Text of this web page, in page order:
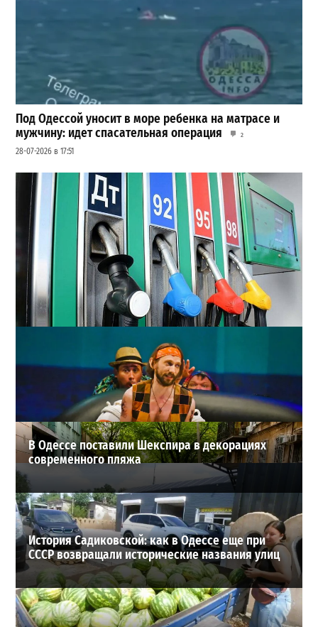
Под Одессой уносит в море ребенка на матрасе и
мужчину: идет спасательная операция
2
28-07-2026 в 17:51
Неприятный сюрприз для водителей Одессы: на АЗС
снова взлетели цены
2
ВИБОР РЕДАКЦИИ
В Одессе поставили Шекспира в декорациях
современного пляжа
История Садиковской: как в Одессе еще при
СССР возвращали исторические названия улиц